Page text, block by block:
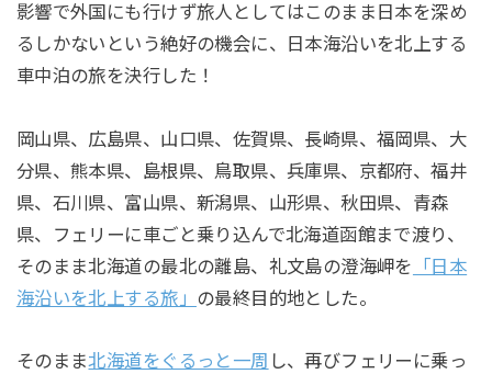
影響で外国にも行けず旅人としてはこのまま日本を深め
るしかないという絶好の機会に、日本海沿いを北上する
車中泊の旅を決行した！
岡山県、広島県、山口県、佐賀県、長崎県、福岡県、大
分県、熊本県、島根県、鳥取県、兵庫県、京都府、福井
県、石川県、富山県、新潟県、山形県、秋田県、青森
県、フェリーに車ごと乗り込んで北海道函館まで渡り、
そのまま北海道の最北の離島、礼文島の澄海岬を
「日本
海沿いを北上する旅」 の最終目的地とした。
そのまま北海道をぐるっと一周 し、再びフェリーに乗っ